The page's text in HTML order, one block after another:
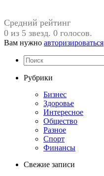
Средний рейтинг
0 из 5 звезд. 0 голосов.
Вам нужно авторизироваться
Рубрики
Бизнес
Здоровье
Интересное
Общество
Разное
Спорт
Финансы
Свежие записи